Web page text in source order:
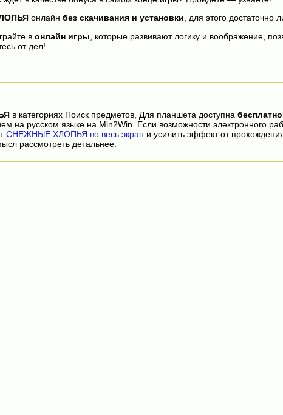
онлайн без скачивания и установки , для этого достаточно
в онлайн игры , которые развивают логику и воображение,
от дел!
в категориях Поиск предметов, Для планшета доступна бесплатно
на русском языке на Min2Win. Если возможности электронного
СНЕЖНЫЕ ХЛОПЬЯ во весь экран и усилить эффект от
рассмотреть детальнее.